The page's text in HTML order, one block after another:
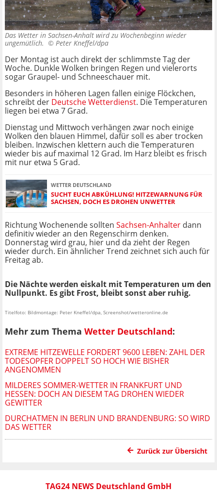
Das Wetter in Sachsen-Anhalt wird zu Wochenbeginn wieder
ungemütlich. © Peter Kneffel/dpa
Der Montag ist auch direkt der schlimmste Tag der
Woche. Dunkle Wolken bringen Regen und vielerorts
sogar Graupel- und Schneeschauer mit.
Besonders in höheren Lagen fallen einige Flöckchen,
schreibt der Deutsche Wetterdienst. Die Temperaturen
liegen bei etwa 7 Grad.
Dienstag und Mittwoch verhängen zwar noch einige
Wolken den blauen Himmel, dafür soll es aber trocken
bleiben. Inzwischen klettern auch die Temperaturen
wieder bis auf maximal 12 Grad. Im Harz bleibt es frisch
mit nur etwa 5 Grad.
WETTER DEUTSCHLAND
SUCHT EUCH ABKÜHLUNG! HITZEWARNUNG FÜR
SACHSEN, DOCH ES DROHEN UNWETTER
Richtung Wochenende sollten Sachsen-Anhalter dann
definitiv wieder an den Regenschirm denken.
Donnerstag wird grau, hier und da zieht der Regen
wieder durch. Ein ähnlicher Trend zeichnet sich auch für
Freitag ab.
Die Nächte werden eiskalt mit Temperaturen um den
Nullpunkt. Es gibt Frost, bleibt sonst aber ruhig.
Titelfoto: Bildmontage: Peter Kneffel/dpa, Screenshot/wetteronline.de
Mehr zum Thema Wetter Deutschland:
EXTREME HITZEWELLE FORDERT 9600 LEBEN: ZAHL DER
TODESOPFER DOPPELT SO HOCH WIE BISHER
ANGENOMMEN
MILDERES SOMMER-WETTER IN FRANKFURT UND
HESSEN: DOCH AN DIESEM TAG DROHEN WIEDER
GEWITTER
DURCHATMEN IN BERLIN UND BRANDENBURG: SO WIRD
DAS WETTER
Zurück zur Übersicht
TAG24 NEWS Deutschland GmbH